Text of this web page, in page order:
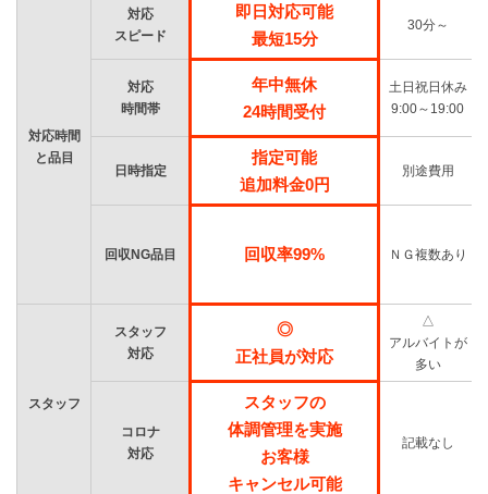
対応時間
と品目
対応
スピード
即日対応可能
最短15分
30分～
対応
時間帯
年中無休
24時間受付
土日祝日休み
9:00～19:00
日時指定
指定可能
追加料金0円
別途費用
回収NG品目 回収率99% ＮＧ複数あり
スタッフ
スタッフ
対応
◎
正社員が対応
△
アルバイトが
多い
コロナ
対応
スタッフの
体調管理を実施
お客様
キャンセル可能
記載なし